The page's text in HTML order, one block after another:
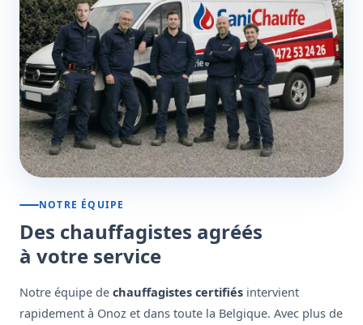
NOTRE ÉQUIPE
Des chauffagistes agréés
à votre service
Notre équipe de chauffagistes certifiés intervient
rapidement à Onoz et dans toute la Belgique. Avec plus de